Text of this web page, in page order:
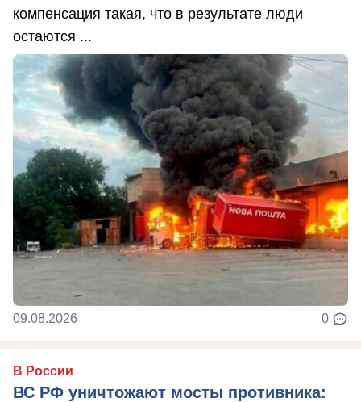
компенсация такая, что в результате люди
остаются ...
09.08.2026 0
В России
ВС РФ уничтожают мосты противника: